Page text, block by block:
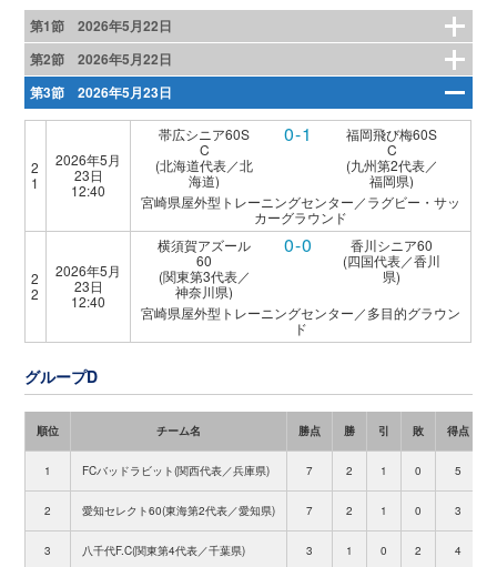
第1節 2026年5月22日
第2節 2026年5月22日
第3節 2026年5月23日
2
1
2026年5月
23日
12:40
帯広シニア60S
C
(北海道代表／北
海道)
0-1
福岡飛び梅60S
C
(九州第2代表／
福岡県)
宮崎県屋外型トレーニングセンター／ラグビー・サッ
カーグラウンド
2
2
2026年5月
23日
12:40
横須賀アズール
60
(関東第3代表／
神奈川県)
0-0
香川シニア60
(四国代表／香川
県)
宮崎県屋外型トレーニングセンター／多目的グラウン
ド
グループD
順位 チーム名 勝点 勝 引 敗 得点
1 FCバッドラビット(関西代表／兵庫県) 7 2 1 0 5
2 愛知セレクト60(東海第2代表／愛知県) 7 2 1 0 3
3 八千代F.C(関東第4代表／千葉県) 3 1 0 2 4